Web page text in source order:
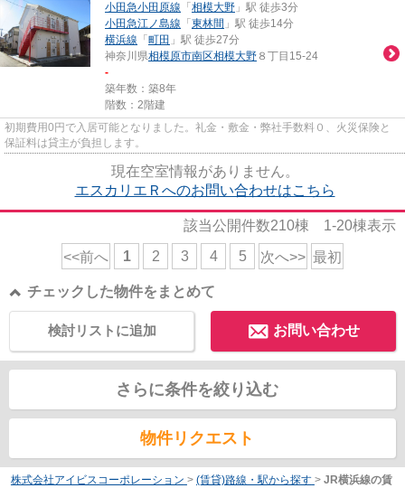
小田急小田原線 「 相模大野 」駅 徒歩3分
小田急江ノ島線 「 東林間 」駅 徒歩14分
横浜線 「 町田 」駅 徒歩27分
神奈川県相模原市南区相模大野 ８丁目15-24
-
築年数：築8年
階数：2階建
初期費用0円で入居可能となりました。礼金・敷金・弊社手数料０、火災保険と
保証料は貸主が負担します。
現在空室情報がありません。
エスカリエＲへのお問い合わせはこちら
該当公開件数210棟 1-20棟表示
<<前へ 1 2 3 4 5 次へ>> 最初
チェックした物件をまとめて
お問い合わせ
検討リストに追加
さらに条件を絞り込む
物件リクエスト
株式会社アイビスコーポレーション > (賃貸)路線・駅から探す > JR横浜線の賃